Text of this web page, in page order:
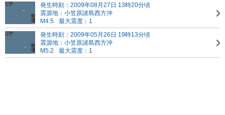
発生時刻：2009年08月27日 13時20分頃
震源地：小笠原諸島西方沖
M4.5
最大震度：1
発生時刻：2009年05月26日 19時13分頃
震源地：小笠原諸島西方沖
M5.2
最大震度：1